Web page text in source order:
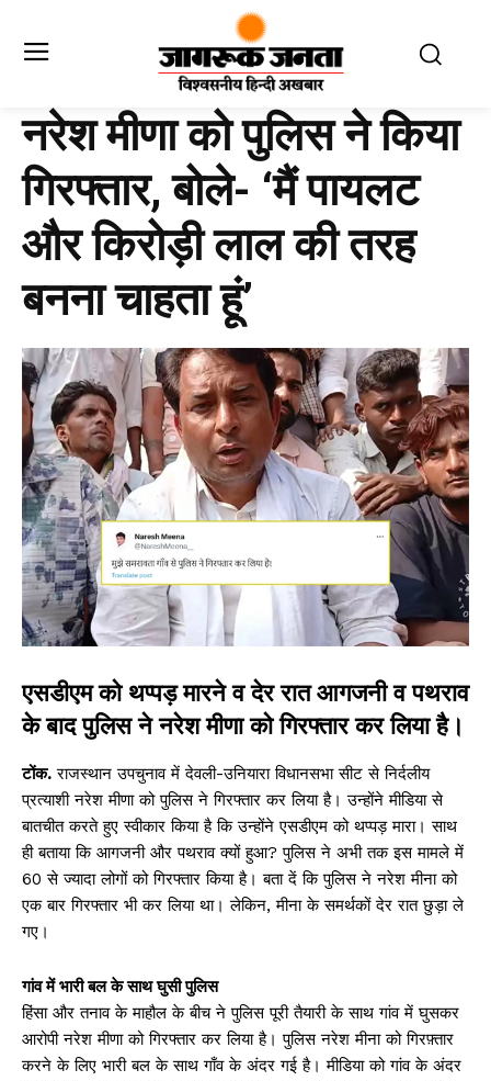
नरेश मीणा को पुलिस ने किया
गिरफ्तार, बोले- ‘मैं पायलट
और किरोड़ी लाल की तरह
बनना चाहता हूं’
एसडीएम को थप्पड़ मारने व देर रात आगजनी व पथराव
के बाद पुलिस ने नरेश मीणा को गिरफ्तार कर लिया है।
टोंक. राजस्थान उपचुनाव में देवली-उनियारा विधानसभा सीट से निर्दलीय
प्रत्याशी नरेश मीणा को पुलिस ने गिरफ्तार कर लिया है। उन्होंने मीडिया से
बातचीत करते हुए स्वीकार किया है कि उन्होंने एसडीएम को थप्पड़ मारा। साथ
ही बताया कि आगजनी और पथराव क्यों हुआ? पुलिस ने अभी तक इस मामले में
60 से ज्यादा लोगों को गिरफ्तार किया है। बता दें कि पुलिस ने नरेश मीना को
एक बार गिरफ्तार भी कर लिया था। लेकिन, मीना के समर्थकों देर रात छुड़ा ले
गए।
गांव में भारी बल के साथ घुसी पुलिस
हिंसा और तनाव के माहौल के बीच ने पुलिस पूरी तैयारी के साथ गांव में घुसकर
आरोपी नरेश मीणा को गिरफ्तार कर लिया है। पुलिस नरेश मीना को गिरफ़्तार
करने के लिए भारी बल के साथ गाँव के अंदर गई है। मीडिया को गांव के अंदर